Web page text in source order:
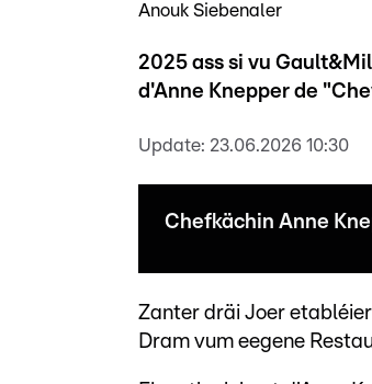
Anouk Siebenaler
2025 ass si vu
d'Anne Knepper de
Update: 23.06.2026 10:30
Chefkächin Anne
Zanter dräi Joer
Dram vum eegene